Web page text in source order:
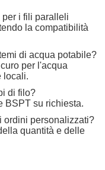
per i fili paralleli
la compatibilità
di acqua potabile?
per l'acqua
locali.
di filo?
BSPT su richiesta.
ordini personalizzati?
quantità e delle